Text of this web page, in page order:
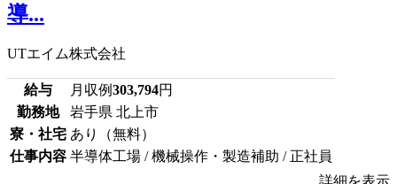
導...
UTエイム株式会社
給与 月収例303,794円
勤務地
岩手県 北上市
寮・社宅 あり（無料）
仕事内容 半導体工場 / 機械操作・製造補助 / 正社員